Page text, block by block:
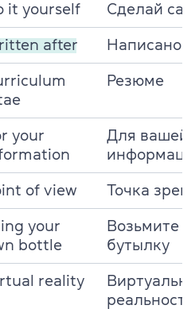
it yourself Сделай сам
after Написано
Резюме
your
Для вашей
of view Точка
your
bottle
Возьмите
бутылку
reality
реальность